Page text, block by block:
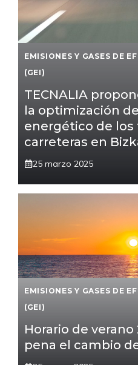
EMISIONES Y GASES DE
(GEI)
TECNALIA
la optimización
energético de los
carreteras en
25 marzo 2025
EMISIONES Y GASES DE
(GEI)
Horario de verano
pena el cambio